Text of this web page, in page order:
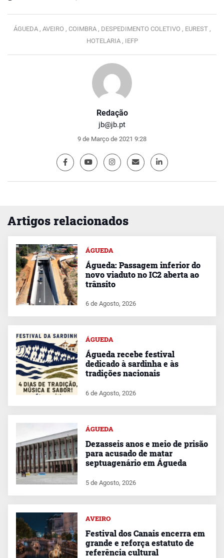
Redação
jb@jb.pt
9 de Março de 2021 9:28
ÁGUEDA , AVEIRO , COIMBRA , DESPEDIMENTO COLETIVO , EUREST ,
HOTELARIA , IEFP
Artigos relacionados
ÁGUEDA
Águeda: Passagem inferior do
novo viaduto no IC2 aberta ao
trânsito
6 de Agosto, 2026
ÁGUEDA
Águeda recebe festival
dedicado à sardinha e às
tradições nacionais
6 de Agosto, 2026
ÁGUEDA
Dezasseis anos e meio de prisão
para acusado de matar
septuagenário em Águeda
5 de Agosto, 2026
AVEIRO
Festival dos Canais encerra em
grande e reforça estatuto de
referência cultural